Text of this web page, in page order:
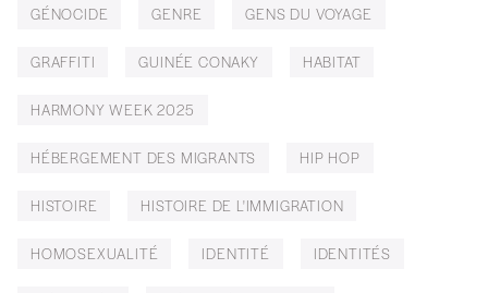
GÉNOCIDE GENRE GENS DU VOYAGE
GRAFFITI GUINÉE CONAKY HABITAT
HARMONY WEEK 2025
HÉBERGEMENT DES MIGRANTS HIP HOP
HISTOIRE HISTOIRE DE L'IMMIGRATION
HOMOSEXUALITÉ IDENTITÉ IDENTITÉS